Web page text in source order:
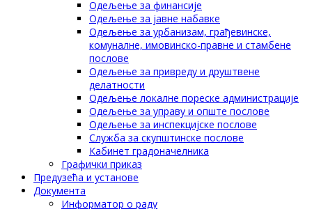
Одељење за финансије
Одељење за јавне набавке
Одељење за урбанизам, грађевинске,
комуналне, имовинско-правне и стамбене
послове
Одељење за привреду и друштвене
делатности
Одељење локалне пореске администрације
Одељење за управу и опште послове
Одељење за инспекцијске послове
Служба за скупштинске послове
Кабинет градоначелника
Графички приказ
Предузећа и установе
Документа
Информатор о раду